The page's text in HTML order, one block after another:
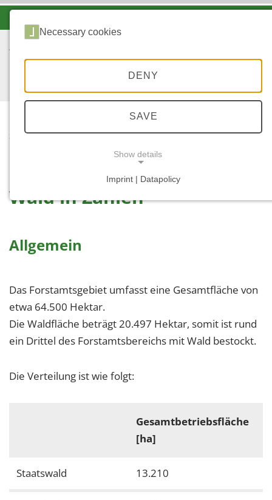
START
...
Wald in Zahlen
Allgemein
Das Forstamtsgebiet umfasst eine Gesamtfläche von
etwa 64.500 Hektar.
Die Waldfläche beträgt 20.497 Hektar, somit ist rund
ein Drittel des Forstamtsbereichs mit Wald bestockt.
Die Verteilung ist wie folgt:
Gesamtbetriebsfläche
[ha]
Staatswald 13.210
Necessary cookies
DENY
SAVE
Show details
Imprint | Datapolicy